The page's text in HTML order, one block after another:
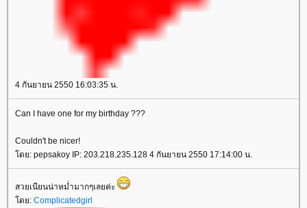
4 กันยายน 2550 16:03:35 น.
Can I have one for my birthday ???
Couldn't be nicer!
โดย: pepsakoy IP: 203.218.235.128 4 กันยายน 2550 17:14:00 น.
สวยเนียนน่าหม่ำมากๆเลยค่ะ
โดย: Complicatedgirl